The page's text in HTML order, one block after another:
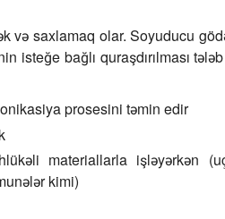
və saxlamaq olar. Soyuducu
isteğe bağlı quraşdırılması
prosesini təmin edir
materiallarla işləyərkən
kimi)